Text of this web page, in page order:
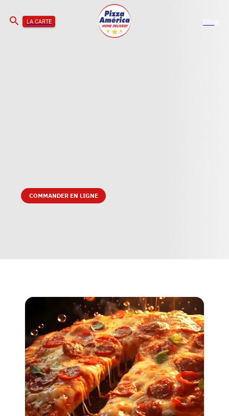
LA CARTE
COMMANDER EN LIGNE